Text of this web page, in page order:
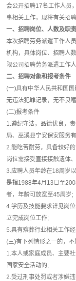
会公开招聘17名工作人员
事相关工作，现将有关招
一、招聘岗位、人数及职责
本次招聘劳务派遣工作人
机构，具体岗位、招聘人
限公司招聘劳务派遣工作
二、招聘对象和报考条件
(一)具有中华人民共和国
无违法犯罪记录，无不良
(二)报考条件
1.遵纪守法，品德优良，
局、巫溪县宁安保安服务
2.能吃苦耐劳，具备较好
岗位需接受直接接触遗体
3.应聘人员年龄在18周岁
是指1988年4月13日至
者，年龄可放宽至45周岁;
4.学历及技能要求详见岗
立完成岗位工作;
5.具有殡葬行业相关工作
(三)有下列情形之一的，不
1.本人或家庭成员、主要
国家安全活动的;
2.受过刑事处罚或者涉嫌